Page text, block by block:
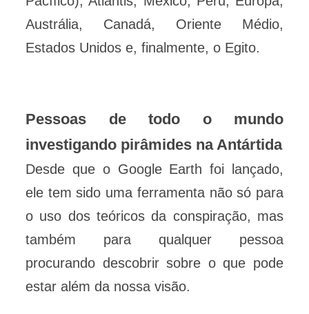
Austrália, Canadá, Oriente Médio,
Estados Unidos e, finalmente, o Egito.
Pessoas de todo o mundo
investigando pirâmides na Antártida
Desde que o Google Earth foi lançado,
ele tem sido uma ferramenta não só para
o uso dos teóricos da conspiração, mas
também para qualquer pessoa
procurando descobrir sobre o que pode
estar além da nossa visão.